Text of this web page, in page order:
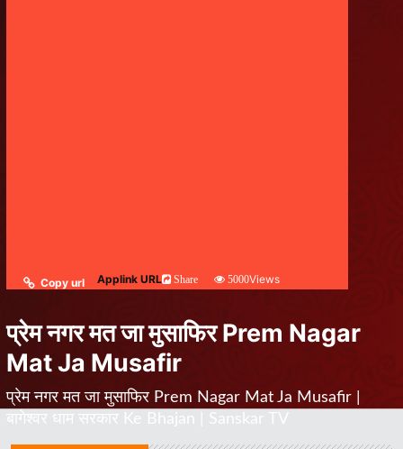
Copy url Applink URL Share 5000Views
प्रेम नगर मत जा मुसाफिर Prem Nagar
Mat Ja Musafir
प्रेम नगर मत जा मुसाफिर Prem Nagar Mat Ja Musafir |
बागेश्वर धाम सरकार Ke Bhajan | Sanskar TV